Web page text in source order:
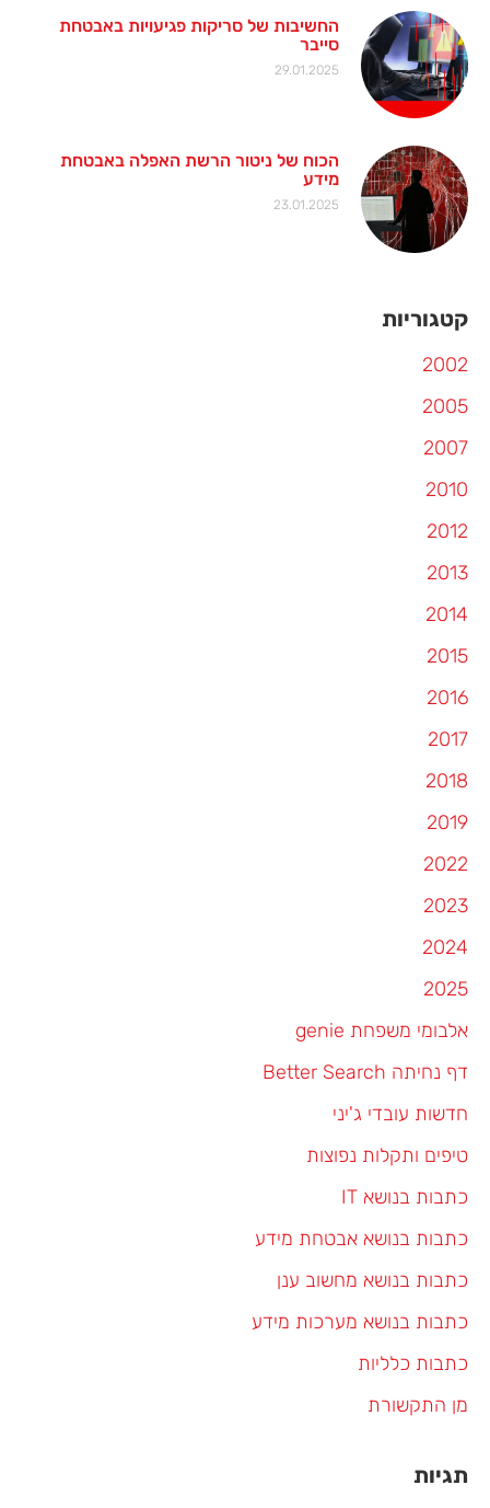
החשיבות של סריקות פגיעויות באבטחת
סייבר
29.01.2025
הכוח של ניטור הרשת האפלה באבטחת
מידע
23.01.2025
קטגוריות
2002
2005
2007
2010
2012
2013
2014
2015
2016
2017
2018
2019
2022
2023
2024
2025
אלבומי משפחת genie
דף נחיתה Better Search
חדשות עובדי ג'יני
טיפים ותקלות נפוצות
כתבות בנושא IT
כתבות בנושא אבטחת מידע
כתבות בנושא מחשוב ענן
כתבות בנושא מערכות מידע
כתבות כלליות
מן התקשורת
תגיות